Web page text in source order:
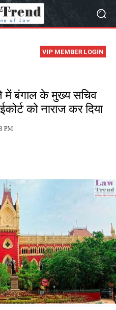
VIP MEMBER LOGIN
में बंगाल के मुख्य सचिव
को नाराज कर दिया
PM